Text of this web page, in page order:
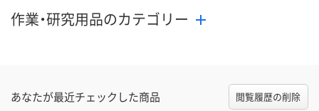
作業・研究用品のカテゴリー
あなたが最近チェックした商品 閲覧履歴の削除